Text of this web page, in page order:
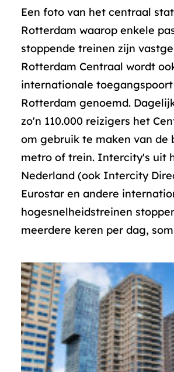
Een foto van het centraal
Rotterdam waarop enkele
stoppende treinen zijn
Rotterdam Centraal wordt
internationale
Rotterdam genoemd.
zo'n 110.000 reizigers het
om gebruik te maken van de
metro of trein. Intercity's uit
Nederland (ook Intercity
Eurostar en andere
hogesnelheidstreinen
meerdere keren per dag,